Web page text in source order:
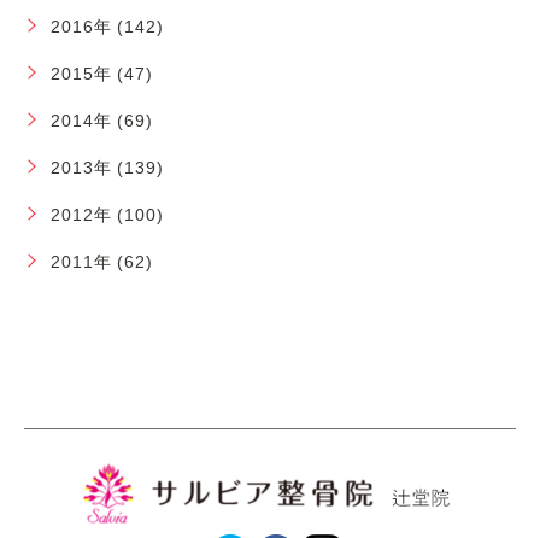
2016年 (142)
2015年 (47)
2014年 (69)
2013年 (139)
2012年 (100)
2011年 (62)